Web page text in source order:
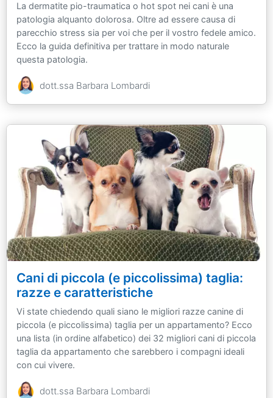
La dermatite pio-traumatica o hot spot nei cani è una
patologia alquanto dolorosa. Oltre ad essere causa di
parecchio stress sia per voi che per il vostro fedele amico.
Ecco la guida definitiva per trattare in modo naturale
questa patologia.
dott.ssa Barbara Lombardi
Cani di piccola (e piccolissima) taglia:
razze e caratteristiche
Vi state chiedendo quali siano le migliori razze canine di
piccola (e piccolissima) taglia per un appartamento? Ecco
una lista (in ordine alfabetico) dei 32 migliori cani di piccola
taglia da appartamento che sarebbero i compagni ideali
con cui vivere.
dott.ssa Barbara Lombardi